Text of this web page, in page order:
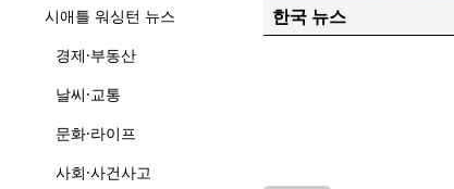
시애틀 워싱턴 뉴스
경제·부동산
날씨·교통
문화·라이프
사회·사건사고
한국 뉴스